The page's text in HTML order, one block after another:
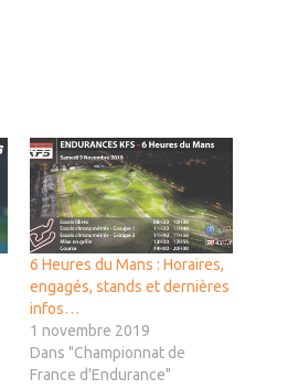
6 Heures du Mans : Horaires,
engagés, stands et dernières
infos…
1 novembre 2019
Dans "Championnat de
France d'Endurance"